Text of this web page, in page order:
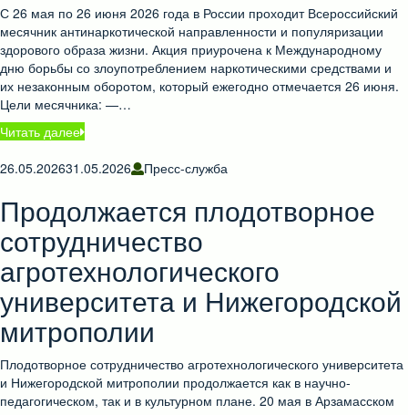
С 26 мая по 26 июня 2026 года в России проходит Всероссийский
месячник антинаркотической направленности и популяризации
здорового образа жизни. Акция приурочена к Международному
дню борьбы со злоупотреблением наркотическими средствами и
их незаконным оборотом, который ежегодно отмечается 26 июня.
Цели месячника: —…
Читать далее
26.05.202631.05.2026 Пресс-служба
Продолжается плодотворное
сотрудничество
агротехнологического
университета и Нижегородской
митрополии
Плодотворное сотрудничество агротехнологического университета
и Нижегородской митрополии продолжается как в научно-
педагогическом, так и в культурном плане. 20 мая в Арзамасском